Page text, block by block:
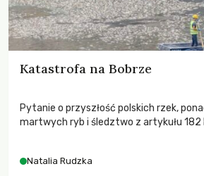
Katastrofa na Bobrze
Pytanie o przyszłość polskich rzek,
martwych ryb i śledztwo z artykułu 182
zdarzeń prowadzących do biologicznej
Natalia Rudzka